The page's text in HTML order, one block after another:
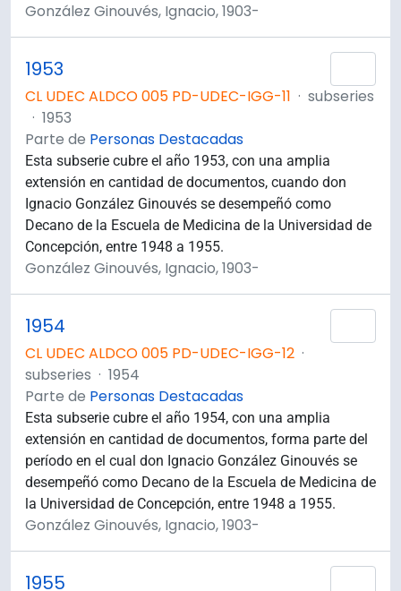
González Ginouvés, Ignacio, 1903-
1953
CL UDEC ALDCO 005 PD-UDEC-IGG-11 · subseries
· 1953
Parte de Personas Destacadas
Esta subserie cubre el año 1953, con una amplia
extensión en cantidad de documentos, cuando don
Ignacio González Ginouvés se desempeñó como
Decano de la Escuela de Medicina de la Universidad de
Concepción, entre 1948 a 1955.
González Ginouvés, Ignacio, 1903-
1954
CL UDEC ALDCO 005 PD-UDEC-IGG-12 ·
subseries · 1954
Parte de Personas Destacadas
Esta subserie cubre el año 1954, con una amplia
extensión en cantidad de documentos, forma parte del
período en el cual don Ignacio González Ginouvés se
desempeñó como Decano de la Escuela de Medicina de
la Universidad de Concepción, entre 1948 a 1955.
González Ginouvés, Ignacio, 1903-
1955